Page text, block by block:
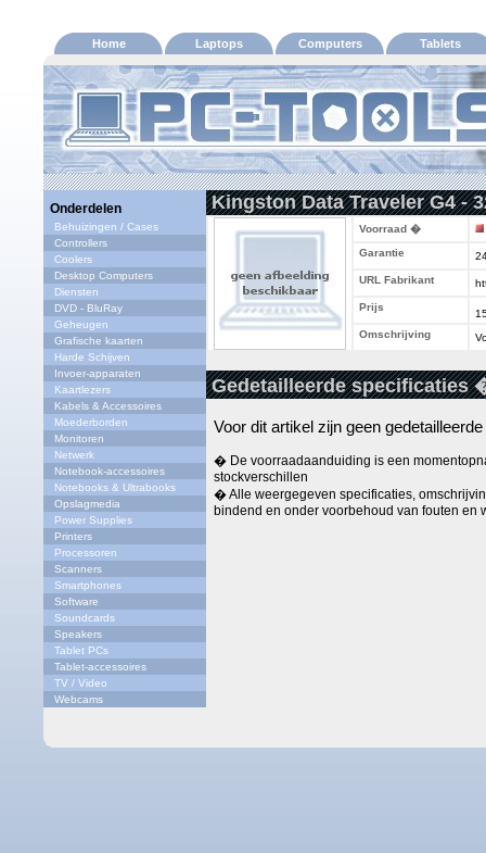
Home Laptops Computers Tablets
Onderdelen
Behuizingen / Cases
Controllers
Coolers
Desktop Computers
Diensten
DVD - BluRay
Geheugen
Grafische kaarten
Harde Schijven
Invoer-apparaten
Kaartlezers
Kabels & Accessoires
Moederborden
Monitoren
Netwerk
Notebook-accessoires
Notebooks & Ultrabooks
Opslagmedia
Power Supplies
Printers
Processoren
Scanners
Smartphones
Software
Soundcards
Speakers
Tablet PCs
Tablet-accessoires
TV / Video
Webcams
Kingston Data Traveler G4 -
Voorraad �
Garantie
URL Fabrikant
Prijs
Omschrijving
Gedetailleerde specificaties
Voor dit artikel zijn geen
� De voorraadaanduiding is een
stockverschillen
� Alle weergegeven specificaties,
bindend en onder voorbehoud van fouten en